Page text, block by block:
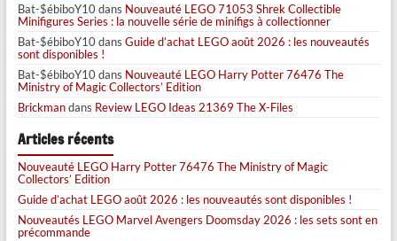
Bat-$ébiboY10dans Nouveauté LEGO 71053 Shrek Collectible
Minifigures Series : la nouvelle série de minifigs à collectionner
Bat-$ébiboY10dans Guide d’achat LEGO août 2026 : les nouveautés
sont disponibles !
Bat-$ébiboY10dans Nouveauté LEGO Harry Potter 76476 The
Ministry of Magic Collectors’ Edition
Brickmandans Review LEGO Ideas 21369 The X-Files
Articles récents
Nouveauté LEGO Harry Potter 76476 The Ministry of Magic
Collectors’ Edition
Guide d’achat LEGO août 2026 : les nouveautés sont disponibles !
Nouveautés LEGO Marvel Avengers Doomsday 2026 : les sets sont en
précommande